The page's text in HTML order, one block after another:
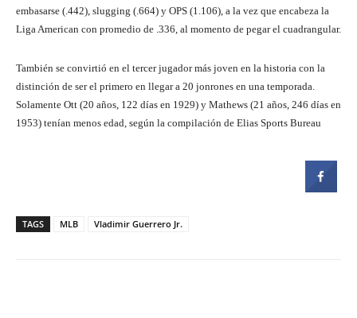
embasarse (.442), slugging (.664) y OPS (1.106), a la vez que encabeza la
Liga American con promedio de .336, al momento de pegar el cuadrangular.
También se convirtió en el tercer jugador más joven en la historia con la
distinción de ser el primero en llegar a 20 jonrones en una temporada.
Solamente Ott (20 años, 122 días en 1929) y Mathews (21 años, 246 días en
1953) tenían menos edad, según la compilación de Elias Sports Bureau
TAGS MLB Vladimir Guerrero Jr.